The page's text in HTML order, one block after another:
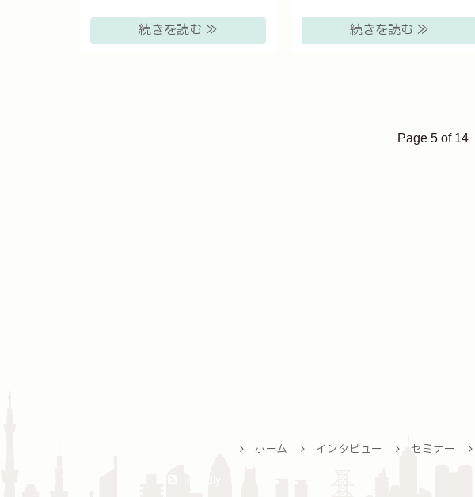
続きを読む ≫ 続きを読む ≫
Page 5 of 14
ホーム インタビュー セミナー